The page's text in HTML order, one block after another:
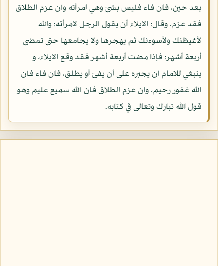
بعد حين، فان فاء فليس بشئ وهي امرأته وان عزم الطلاق
فقد عزم، وقال: الايلاء أن يقول الرجل لامرأته: والله
لأغيظنك ولأسوءنك ثم يهجرها ولا يجامعها حتى تمضى
أربعة أشهر: فإذا مضت أربعة أشهر فقد وقع الايلاء، و
ينبغي للامام ان يجبره على أن يفئ أو يطلق، فان فاء فان
الله غفور رحيم، وان عزم الطلاق فان الله سميع عليم وهو
قول الله تبارك وتعالى في كتابه.